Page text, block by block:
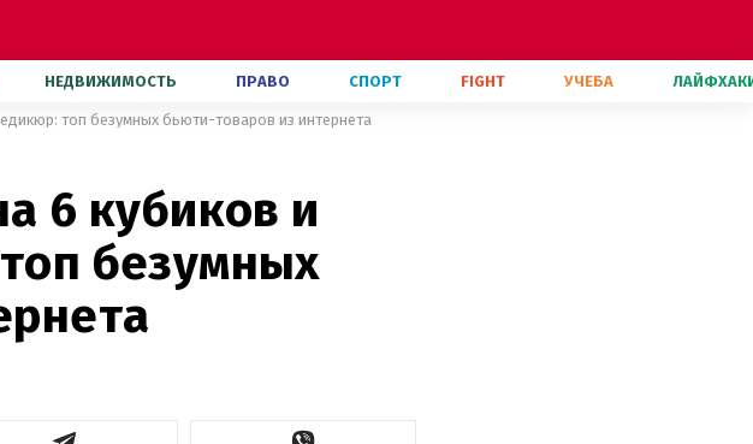
НЕДВИЖИМОСТЬ ПРАВО СПОРТ FIGHT УЧЕБА
топ безумных бьюти-товаров из интернета
6 кубиков и
безумных